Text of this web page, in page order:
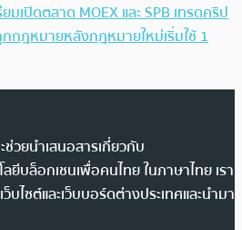
ยมเปิดตลาด MOEX และ SPB เทรดคริป
กฎหมายหลังกฎหมายใหม่เริ่มใช้ 1
วยนำเสนอสารเกี่ยวกับ
ยีบล็อกเชนเพื่อคนไทย ในภาษาไทย เรา
ไซต์และเว็บบอร์ดต่างประเทศและนำมา